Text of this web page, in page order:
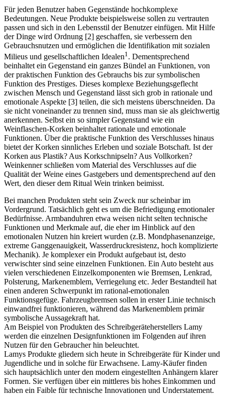
Für jeden Benutzer haben Gegenstände hochkomplexe
Bedeutungen. Neue Produkte beispielsweise sollen zu vertrauten
passen und sich in den Lebensstil der Benutzer einfügen. Mit Hilfe
der Dinge wird Ordnung [2] geschaffen, sie verbessern den
Gebrauchsnutzen und ermöglichen die Identifikation mit sozialen
Milieus und gesellschaftlichen Idealen1 . Dementsprechend
beinhaltet ein Gegenstand ein ganzes Bündel an Funktionen, von
der praktischen Funktion des Gebrauchs bis zur symbolischen
Funktion des Prestiges. Dieses komplexe Beziehungsgeflecht
zwischen Mensch und Gegenstand lässt sich grob in rationale und
emotionale Aspekte [3] teilen, die sich meistens überschneiden. Da
sie nicht voneinander zu trennen sind, muss man sie als gleichwertig
anerkennen. Selbst ein so simpler Gegenstand wie ein
Weinflaschen-Korken beinhaltet rationale und emotionale
Funktionen. Über die praktische Funktion des Verschlusses hinaus
bietet der Korken sinnliches Erleben und soziale Botschaft. Ist der
Korken aus Plastik? Aus Korkschnipseln? Aus Vollkorken?
Weinkenner schließen vom Material des Verschlusses auf die
Qualität der Weine eines Gastgebers und dementsprechend auf den
Wert, den dieser dem Ritual Wein trinken beimisst.
Bei manchen Produkten steht sein Zweck nur scheinbar im
Vordergrund. Tatsächlich geht es um die Befriedigung emotionaler
Bedürfnisse. Armbanduhren etwa weisen nicht selten technische
Funktionen und Merkmale auf, die eher im Hinblick auf den
emotionalen Nutzen hin kreiert wurden (z.B. Mondphasenanzeige,
extreme Ganggenauigkeit, Wasserdruckresistenz, hoch komplizierte
Mechanik). Je komplexer ein Produkt aufgebaut ist, desto
verwischter sind seine einzelnen Funktionen. Ein Auto besteht aus
vielen verschiedenen Einzelkomponenten wie Bremsen, Lenkrad,
Polsterung, Markenemblem, Verriegelung etc. Jeder Bestandteil hat
einen anderen Schwerpunkt im rational-emotionalen
Funktionsgefüge. Fahrzeugbremsen sollen in erster Linie technisch
einwandfrei funktionieren, während das Markenemblem primär
symbolische Aussagekraft hat.
Am Beispiel von Produkten des Schreibgeräteherstellers Lamy
werden die einzelnen Designfunktionen im Folgenden auf ihren
Nutzen für den Gebraucher hin beleuchtet.
Lamys Produkte gliedern sich heute in Schreibgeräte für Kinder und
Jugendliche und in solche für Erwachsene. Lamy-Käufer finden
sich hauptsächlich unter den modern eingestellten Anhängern klarer
Formen. Sie verfügen über ein mittleres bis hohes Einkommen und
haben ein Faible für technische Innovationen und Understatement.